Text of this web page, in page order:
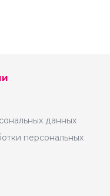
данных
персональных